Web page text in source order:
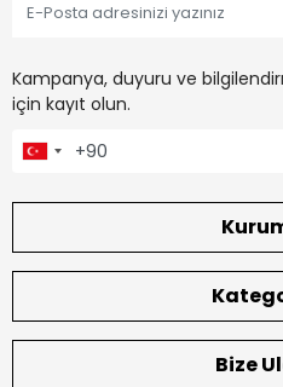
Kampanya, duyuru ve
için kayıt olun.
Bize